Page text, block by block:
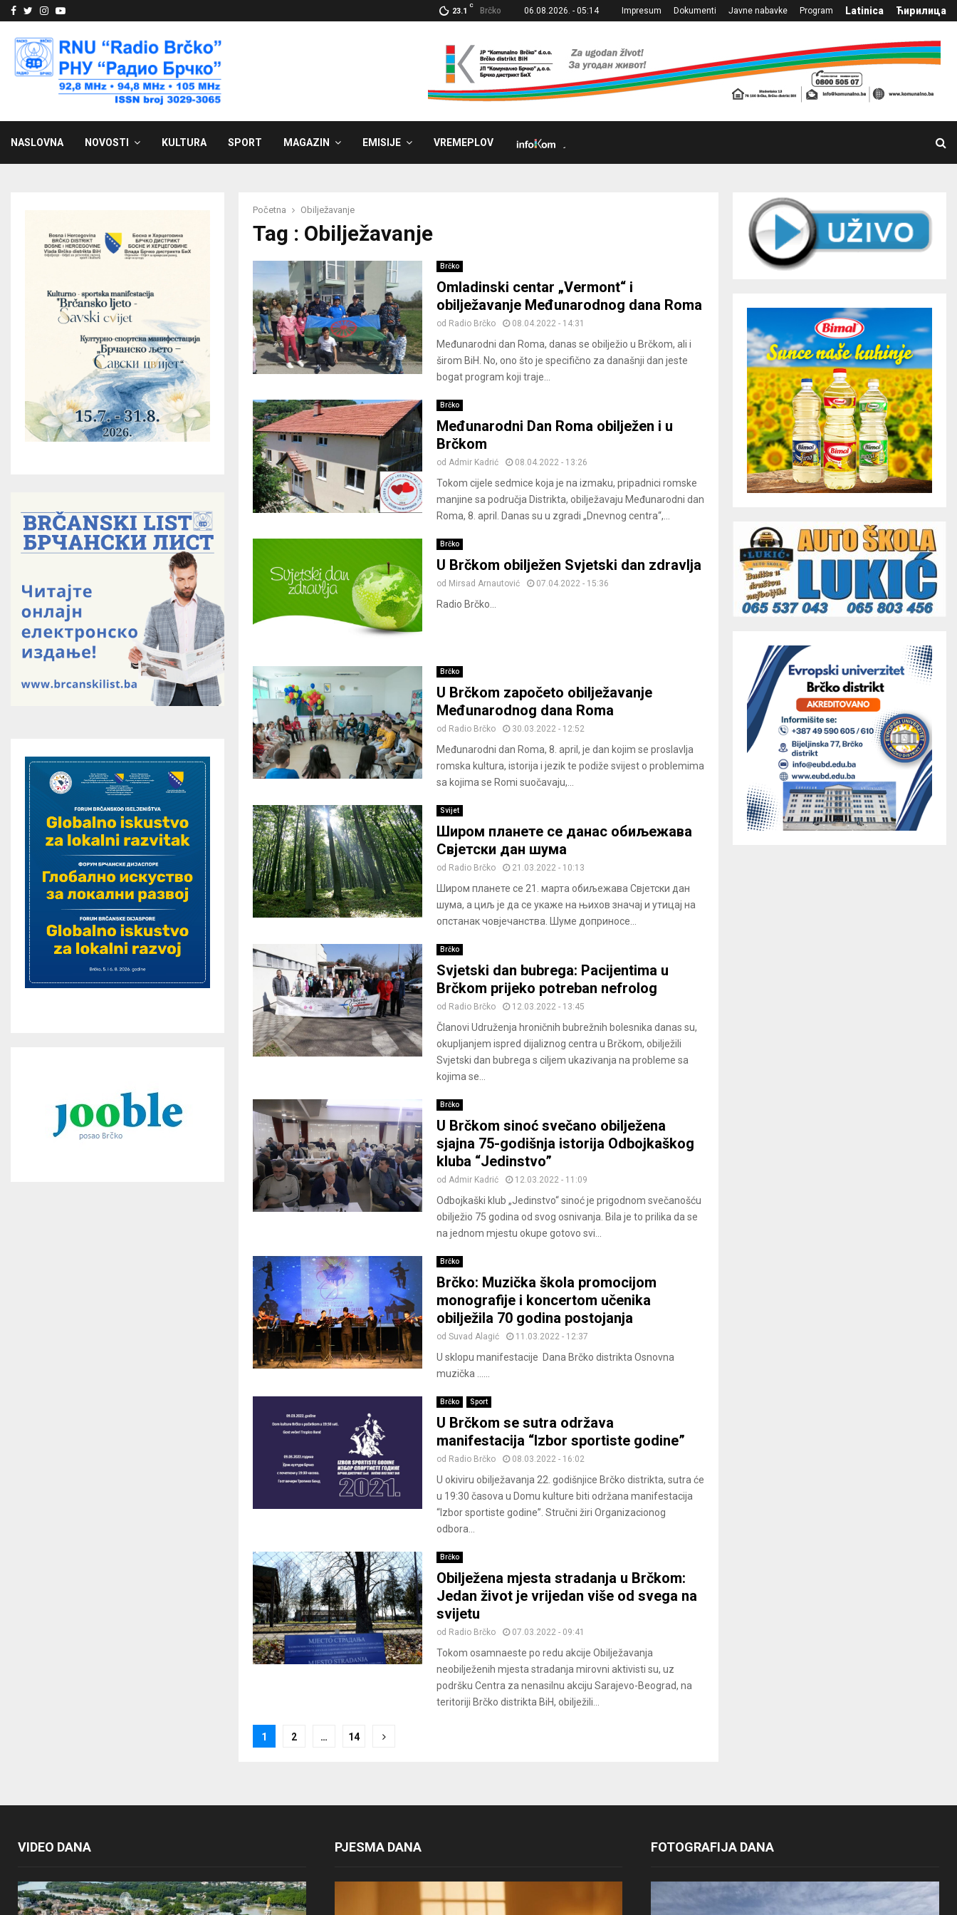
Facebook
Twitter
Instagram
Youtube 23.1
C
Brčko 06.08.2026. - 05:14 Impresum Dokumenti Javne nabavke Program Latinica Ћирилица
NASLOVNA NOVOSTI KULTURA SPORT MAGAZIN EMISIJE VREMEPLOV
Početna Obilježavanje
Tag : Obilježavanje
Brčko
Omladinski centar „Vermont“ i
obilježavanje Međunarodnog dana Roma
od Radio Brčko 08.04.2022 - 14:31
Međunarodni dan Roma, danas se obilježio u Brčkom, ali i
širom BiH. No, ono što je specifično za današnji dan jeste
bogat program koji traje...
Brčko
Međunarodni Dan Roma obilježen i u
Brčkom
od Admir Kadrić 08.04.2022 - 13:26
Tokom cijele sedmice koja je na izmaku, pripadnici romske
manjine sa područja Distrikta, obilježavaju Međunarodni dan
Roma, 8. april. Danas su u zgradi „Dnevnog centra“,...
Brčko
U Brčkom obilježen Svjetski dan zdravlja
od Mirsad Arnautović 07.04.2022 - 15:36
Radio Brčko...
Brčko
U Brčkom započeto obilježavanje
Međunarodnog dana Roma
od Radio Brčko 30.03.2022 - 12:52
Međunarodni dan Roma, 8. april, je dan kojim se proslavlja
romska kultura, istorija i jezik te podiže svijest o problemima
sa kojima se Romi suočavaju,...
Svijet
Широм планете се данас обиљежава
Свјетски дан шума
od Radio Brčko 21.03.2022 - 10:13
Широм планете се 21. марта обиљежава Свјетски дан
шума, а циљ је да се укаже на њихов значај и утицај на
опстанак човјечанства. Шуме доприносе...
Brčko
Svjetski dan bubrega: Pacijentima u
Brčkom prijeko potreban nefrolog
od Radio Brčko 12.03.2022 - 13:45
Članovi Udruženja hroničnih bubrežnih bolesnika danas su,
okupljanjem ispred dijaliznog centra u Brčkom, obilježili
Svjetski dan bubrega s ciljem ukazivanja na probleme sa
kojima se...
Brčko
U Brčkom sinoć svečano obilježena
sjajna 75-godišnja istorija Odbojkaškog
kluba “Jedinstvo”
od Admir Kadrić 12.03.2022 - 11:09
Odbojkaški klub „Jedinstvo“ sinoć je prigodnom svečanošću
obilježio 75 godina od svog osnivanja. Bila je to prilika da se
na jednom mjestu okupe gotovo svi...
Brčko
Brčko: Muzička škola promocijom
monografije i koncertom učenika
obilježila 70 godina postojanja
od Suvad Alagić 11.03.2022 - 12:37
U sklopu manifestacije Dana Brčko distrikta Osnovna
muzička ......
Brčko Sport
U Brčkom se sutra održava
manifestacija “Izbor sportiste godine”
od Radio Brčko 08.03.2022 - 16:02
U okiviru obilježavanja 22. godišnjice Brčko distrikta, sutra će
u 19:30 časova u Domu kulture biti održana manifestacija
“Izbor sportiste godine”. Stručni žiri Organizacionog
odbora...
Brčko
Obilježena mjesta stradanja u Brčkom:
Jedan život je vrijedan više od svega na
svijetu
od Radio Brčko 07.03.2022 - 09:41
Tokom osamnaeste po redu akcije Obilježavanja
neobilježenih mjesta stradanja mirovni aktivisti su, uz
podršku Centra za nenasilnu akciju Sarajevo-Beograd, na
teritoriji Brčko distrikta BiH, obilježili...
Posts
1 2 … 14
VIDEO DANA PJESMA DANA FOTOGRAFIJA DANA